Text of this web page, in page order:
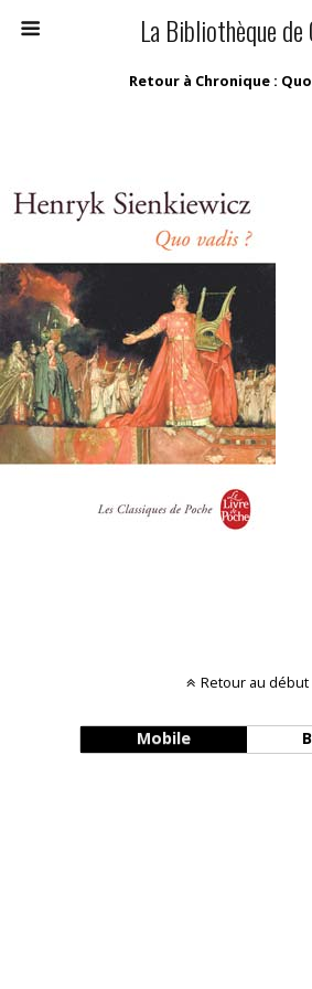
La Bibliothèque de
Retour à Chronique :
Retour au début
Mobile